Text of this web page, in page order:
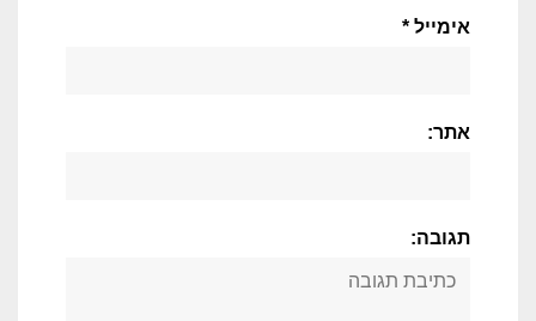
אימייל *
אתר:
תגובה: